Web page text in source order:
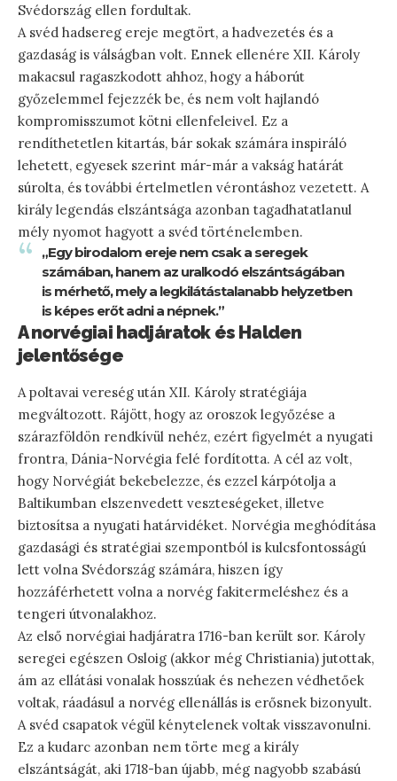
Svédország ellen fordultak.
A svéd hadsereg ereje megtört, a hadvezetés és a
gazdaság is válságban volt. Ennek ellenére XII. Károly
makacsul ragaszkodott ahhoz, hogy a háborút
győzelemmel fejezzék be, és nem volt hajlandó
kompromisszumot kötni ellenfeleivel. Ez a
rendíthetetlen kitartás, bár sokak számára inspiráló
lehetett, egyesek szerint már-már a vakság határát
súrolta, és további értelmetlen vérontáshoz vezetett. A
király legendás elszántsága azonban tagadhatatlanul
mély nyomot hagyott a svéd történelemben.
„Egy birodalom ereje nem csak a seregek
számában, hanem az uralkodó elszántságában
is mérhető, mely a legkilátástalanabb helyzetben
is képes erőt adni a népnek.”
A norvégiai hadjáratok és Halden
jelentősége
A poltavai vereség után XII. Károly stratégiája
megváltozott. Rájött, hogy az oroszok legyőzése a
szárazföldön rendkívül nehéz, ezért figyelmét a nyugati
frontra, Dánia-Norvégia felé fordította. A cél az volt,
hogy Norvégiát bekebelezze, és ezzel kárpótolja a
Baltikumban elszenvedett veszteségeket, illetve
biztosítsa a nyugati határvidéket. Norvégia meghódítása
gazdasági és stratégiai szempontból is kulcsfontosságú
lett volna Svédország számára, hiszen így
hozzáférhetett volna a norvég fakitermeléshez és a
tengeri útvonalakhoz.
Az első norvégiai hadjáratra 1716-ban került sor. Károly
seregei egészen Osloig (akkor még Christiania) jutottak,
ám az ellátási vonalak hosszúak és nehezen védhetőek
voltak, ráadásul a norvég ellenállás is erősnek bizonyult.
A svéd csapatok végül kénytelenek voltak visszavonulni.
Ez a kudarc azonban nem törte meg a király
elszántságát, aki 1718-ban újabb, még nagyobb szabású